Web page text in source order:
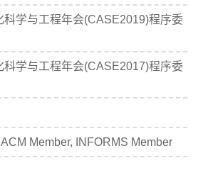
科学与工程年会(CASE2019)程序委
科学与工程年会(CASE2017)程序委
Member, INFORMS Member